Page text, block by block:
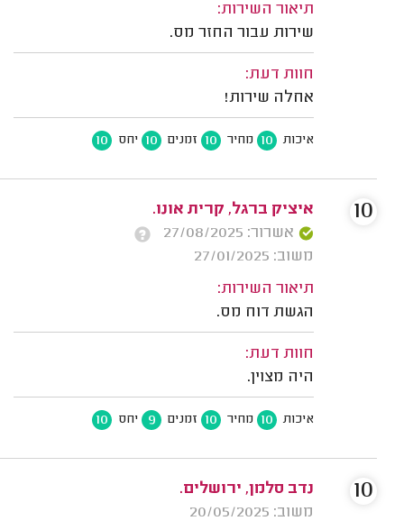
תיאור השירות:
שירות עבור החזר מס.
חוות דעת:
אחלה שירות!
איכות 10 מחיר 10 זמנים 10 יחס 10
איציק ברגל, קרית אונו.
אשרור: 27/08/2025
משוב: 27/01/2025
תיאור השירות:
הגשת דוח מס.
חוות דעת:
היה מצוין.
איכות 10 מחיר 10 זמנים 9 יחס 10
10
נדב סלמן, ירושלים.
משוב: 20/05/2025
10